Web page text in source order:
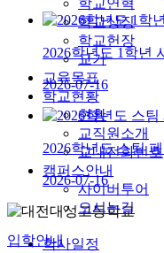
학교연혁
학교상징
학교헌장
교가
교육목표
학교현황
현황
교직원소개
교내전화번호
캠퍼스안내
사이버투어
오시는길
입학안내
2026학년도 1학년
2026-07-16
2026학년도 스팀
2026-07-16
학사일정